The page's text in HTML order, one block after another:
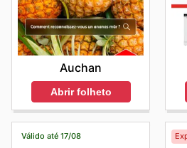
Auchan
Abrir folheto
Válido até 17/08